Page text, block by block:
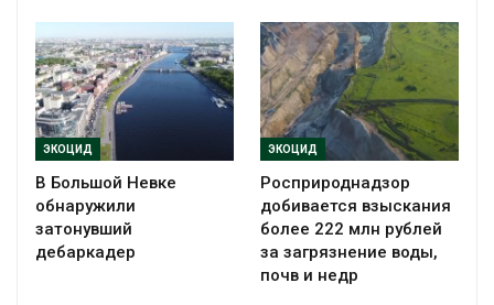
ЭКОЦИД
В Большой Невке
обнаружили
затонувший
дебаркадер
ЭКОЦИД
Росприроднадзор
добивается взыскания
более 222 млн рублей
за загрязнение воды,
почв и недр